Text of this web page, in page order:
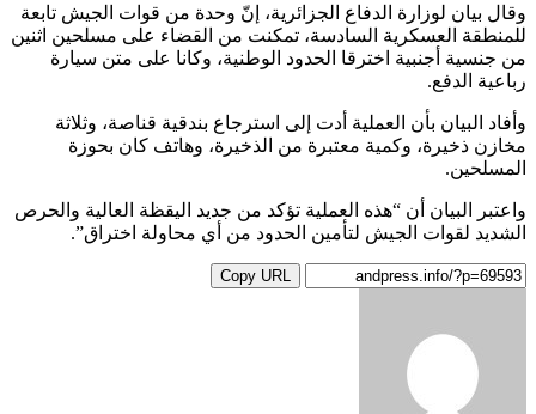
وقال بيان لوزارة الدفاع الجزائرية، إنّ وحدة من قوات الجيش تابعة
للمنطقة العسكرية السادسة، تمكنت من القضاء على مسلحين اثنين
من جنسية أجنبية اخترقا الحدود الوطنية، وكانا على متن سيارة
رباعية الدفع.
وأفاد البيان بأن العملية أدت إلى استرجاع بندقية قناصة، وثلاثة
مخازن ذخيرة، وكمية معتبرة من الذخيرة، وهاتف كان بحوزة
المسلحين.
واعتبر البيان أن “هذه العملية تؤكد من جديد اليقظة العالية والحرص
الشديد لقوات الجيش لتأمين الحدود من أي محاولة اختراق”.
Copy URL